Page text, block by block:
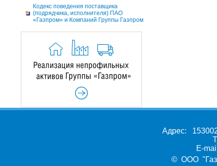
Кодекс поведения поставщика
(подрядчика, исполнителя) ПАО
«Газпром» и Компаний Группы Газпром
Адрес:
E-
© ООО